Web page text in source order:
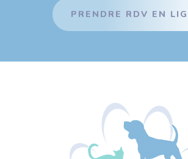
PRENDRE RDV EN